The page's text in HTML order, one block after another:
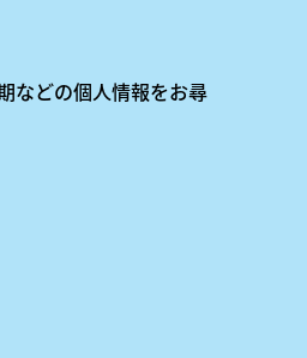
などの個人情報をお尋